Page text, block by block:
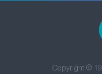
Copyright ©